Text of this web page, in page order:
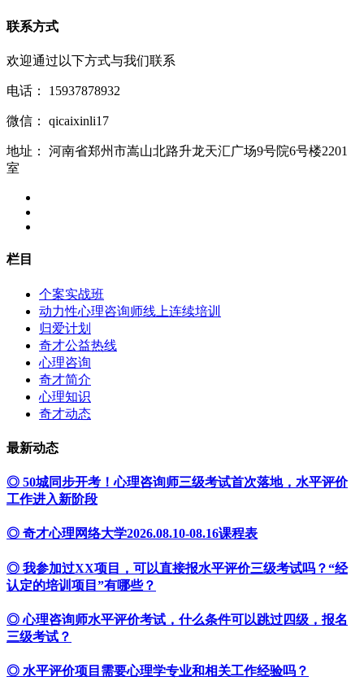
联系方式
欢迎通过以下方式与我们联系
电话： 15937878932
微信： qicaixinli17
地址：
河南省郑州市嵩山北路升龙天汇广场9号院6号楼2201
室
栏目
个案实战班
动力性心理咨询师线上连续培训
归爱计划
奇才公益热线
心理咨询
奇才简介
心理知识
奇才动态
最新动态
◎ 50城同步开考！心理咨询师三级考试首次落地，水平评价
工作进入新阶段
◎ 奇才心理网络大学2026.08.10-08.16课程表
◎ 我参加过XX项目，可以直接报水平评价三级考试吗？“经
认定的培训项目”有哪些？
◎ 心理咨询师水平评价考试，什么条件可以跳过四级，报名
三级考试？
◎ 水平评价项目需要心理学专业和相关工作经验吗？